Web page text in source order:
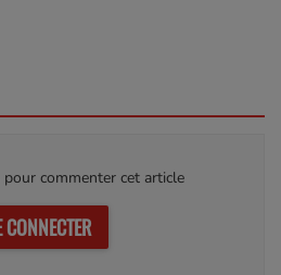
pour commenter cet article
CONNECTER